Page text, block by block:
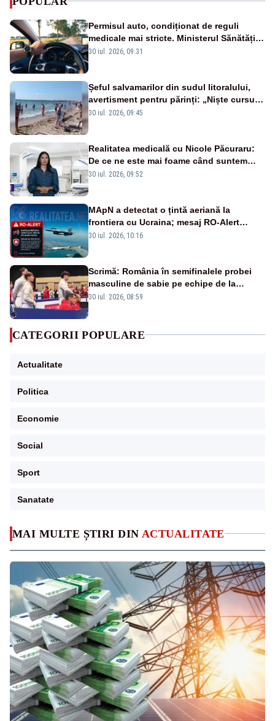
MAI MULTE ȘTIRI DIN ACTUALITATE
Permisul auto, condiționat de reguli
medicale mai stricte. Ministerul Sănătății
propune schimbări majore
30 iul. 2026, 09:31
Șeful salvamarilor din sudul litoralului,
avertisment pentru părinți: „Niște cursuri
de înot la piscină nu sunt suficiente”
30 iul. 2026, 09:45
Realitatea medicală cu Nicole Păcuraru:
De ce ne este mai foame când suntem
obosiți?
30 iul. 2026, 09:52
MApN a detectat o țintă aeriană la
frontiera cu Ucraina; mesaj RO-Alert
transmis în județul Tulcea
30 iul. 2026, 10:16
Scrimă: România în semifinalele probei
masculine de sabie pe echipe de la
Campionatele Mondiale
30 iul. 2026, 08:59
CATEGORII POPULARE
Actualitate
Politica
Economie
Social
Sport
Sanatate